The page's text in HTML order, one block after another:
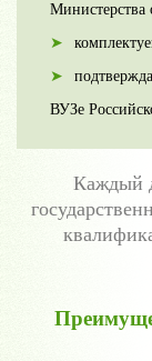
Министерства
ВУЗе
Каждый